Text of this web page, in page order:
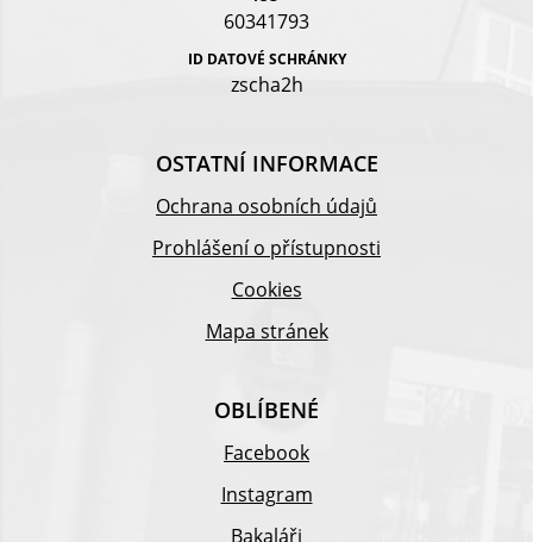
60341793
ID DATOVÉ SCHRÁNKY
zscha2h
OSTATNÍ INFORMACE
Ochrana osobních údajů
Prohlášení o přístupnosti
Cookies
Mapa stránek
OBLÍBENÉ
Facebook
Instagram
Bakaláři